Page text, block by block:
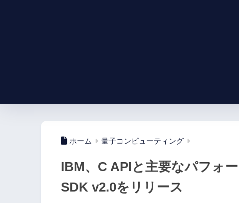
ホーム 量子コンピューティング
IBM、C APIと主要なパフォ
SDK v2.0をリリース